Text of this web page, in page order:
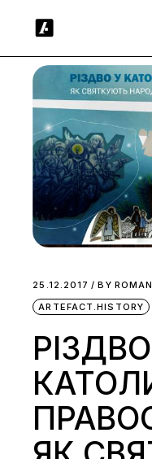
25.12.2017 BY
ARTEFACT.HISTORY